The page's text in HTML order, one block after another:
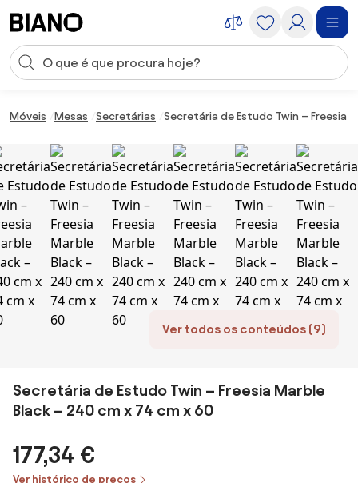
Entrada de pesquisa
Móveis Mesas Secretárias Secretária de Estudo Twin – Freesia
Ver todos os conteúdos (9)
Secretária de Estudo Twin – Freesia Marble
Black – 240 cm x 74 cm x 60
177,34 €
Ver histórico de preços